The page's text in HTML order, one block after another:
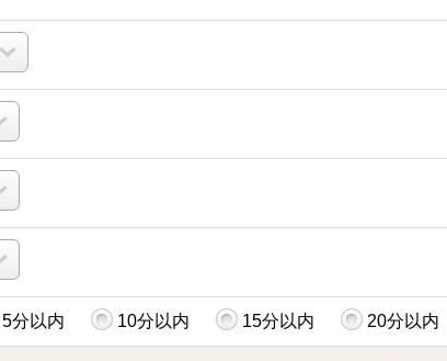
5分以内 10分以内 15分以内 20分以内